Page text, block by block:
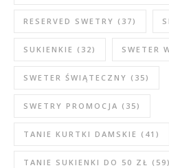
RESERVED SWETRY (37)
SUKIENKIE (32) SWETER
SWETER ŚWIĄTECZNY (35)
SWETRY PROMOCJA (35)
TANIE KURTKI DAMSKIE (41)
TANIE SUKIENKI DO 50 ZŁ (59)